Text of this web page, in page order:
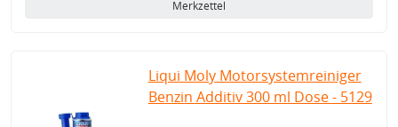
Merkzettel
Liqui Moly Motorsystemreiniger
Benzin Additiv 300 ml Dose - 5129